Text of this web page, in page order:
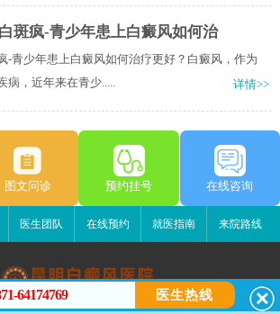
斑疯-青少年患上白癜风如何治
-青少年患上白癜风如何治疗更好？白癜风，作为
，近年来在青少.....
详情>>
图文问诊 预约挂号 在线咨询
医生团队 在线预约 就医指南 来院路线
64174769 医生热线